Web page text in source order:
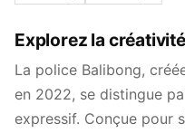
Explorez la
La police Balibong,
en 2022, se distingue
expressif. Conçue pour